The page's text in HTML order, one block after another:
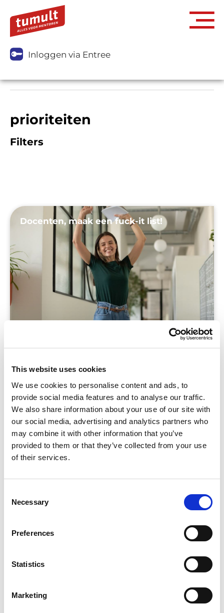
This website uses cookies
We use cookies to personalise content and ads, to
provide social media features and to analyse our traffic.
We also share information about your use of our site with
our social media, advertising and analytics partners who
may combine it with other information that you’ve
provided to them or that they’ve collected from your use
of their services.
Selection
Necessary
Preferences
Statistics
Marketing
Inloggen via Entree
prioriteiten
Filters
Docenten, maak een fuck-it list!
een ‘fuck-it list’ jou helpt keuzes te maken en
weer ruimte te creëren voor wat echt belangrijk
is.